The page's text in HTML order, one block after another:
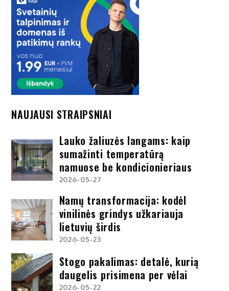
NAUJAUSI STRAIPSNIAI
Lauko žaliuzės langams: kaip
sumažinti temperatūrą
namuose be kondicionieriaus
2026-05-27
Namų transformacija: kodėl
vinilinės grindys užkariauja
lietuvių širdis
2026-05-23
Stogo pakalimas: detalė, kurią
daugelis prisimena per vėlai
2026-05-22